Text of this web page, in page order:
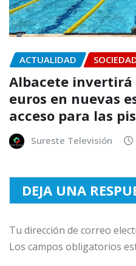
ACTUALIDAD
Albacete invertirá
euros en nuevas
acceso para las
Sureste Televisión
DEJA UNA
Tu dirección de correo
Los campos obligatorios